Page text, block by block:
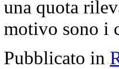
una quota
motivo sono i
Pubblicato in